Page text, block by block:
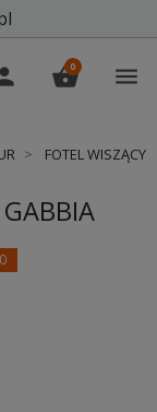
shopping_basket
0 menu
FOTEL WISZĄCY